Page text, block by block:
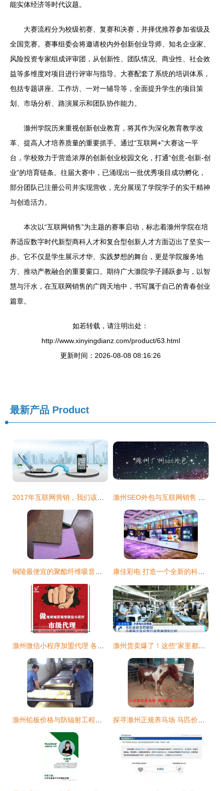
能实体经济等时代议题。
大赛流程分为校级初赛、复赛和决赛，并择优推荐参加省级及
全国竞赛。赛事组委会将邀请校内外创新创业导师、知名企业家、
风险投资专家组成评审团，从创新性、团队情况、商业性、社会效
益等多维度对项目进行评审与指导。大赛配套了系统的培训体系，
包括专题讲座、工作坊、一对一辅导等，全面提升学生的项目策
划、市场分析、路演展示和团队协作能力。
滁州学院历来重视创新创业教育，将其作为深化教育教学改
革、提高人才培养质量的重要抓手。通过“互联网+”大赛这一平
台，学校致力于营造浓厚的创新创业校园文化，打通“创意-创新-创
业”的培育链条。往届大赛中，已涌现出一批优秀项目成功孵化，
部分团队已注册公司并实现营收，充分展现了学院学子的实干精神
与创造活力。
本次以“互联网销售”为主题的赛事启动，标志着滁州学院在培
养适应数字时代新型商科人才和复合型创新人才方面迈出了坚实一
步。它不仅是学生展示才华、实践梦想的舞台，更是学院服务地
方、推动产教融合的重要窗口。期待广大滁院学子踊跃参与，以智
慧与汗水，在互联网销售的广阔天地中，书写属于自己的青春创业
篇章。
如若转载，请注明出处：
http://www.xinyingdianz.com/product/63.html
更新时间：2026-08-08 08:16:26
最新产品 Product
2017年互联网营销，我们该何去何从——以滁州为例的探索 滁州SEO外包与互联网销售 双轮驱动中小企业增长新引擎
铜陵最便宜的聚酯纤维吸音板销售点及周边地区建材采购指南 康佳彩电 打造一个全新的科技视界，智启未来！
滁州微信小程序加盟代理 各行业覆盖，市场运作成熟的互联网新机遇 滁州货卖爆了！这些“家里都有”的产品，正悄悄成全国爆款
滁州铅板价格与防辐射工程铅板施工全解析 济南祥瑞提供一站式解决方案 探寻滁州正规养马场 马匹价格与婚庆旅游用马购买指南